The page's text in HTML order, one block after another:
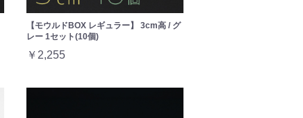
【モウルドBOX レギュラー】 3cm高 / グ
レー 1セット(10個)
￥2,255